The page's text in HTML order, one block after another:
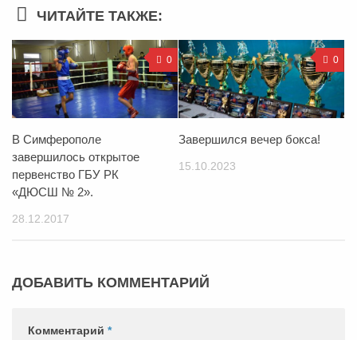
ЧИТАЙТЕ ТАКЖЕ:
0
В Симферополе
завершилось открытое
первенство ГБУ РК
«ДЮСШ № 2».
28.12.2017
0
Завершился вечер бокса!
15.10.2023
ДОБАВИТЬ КОММЕНТАРИЙ
Комментарий *